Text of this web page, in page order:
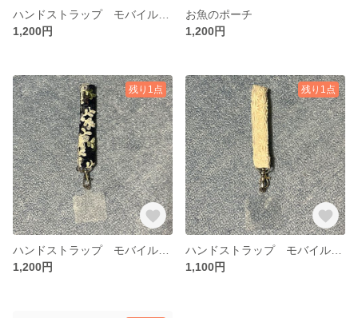
1,200円
お魚のポーチ
1,200円
残り1点
1,200円
残り1点
1,100円